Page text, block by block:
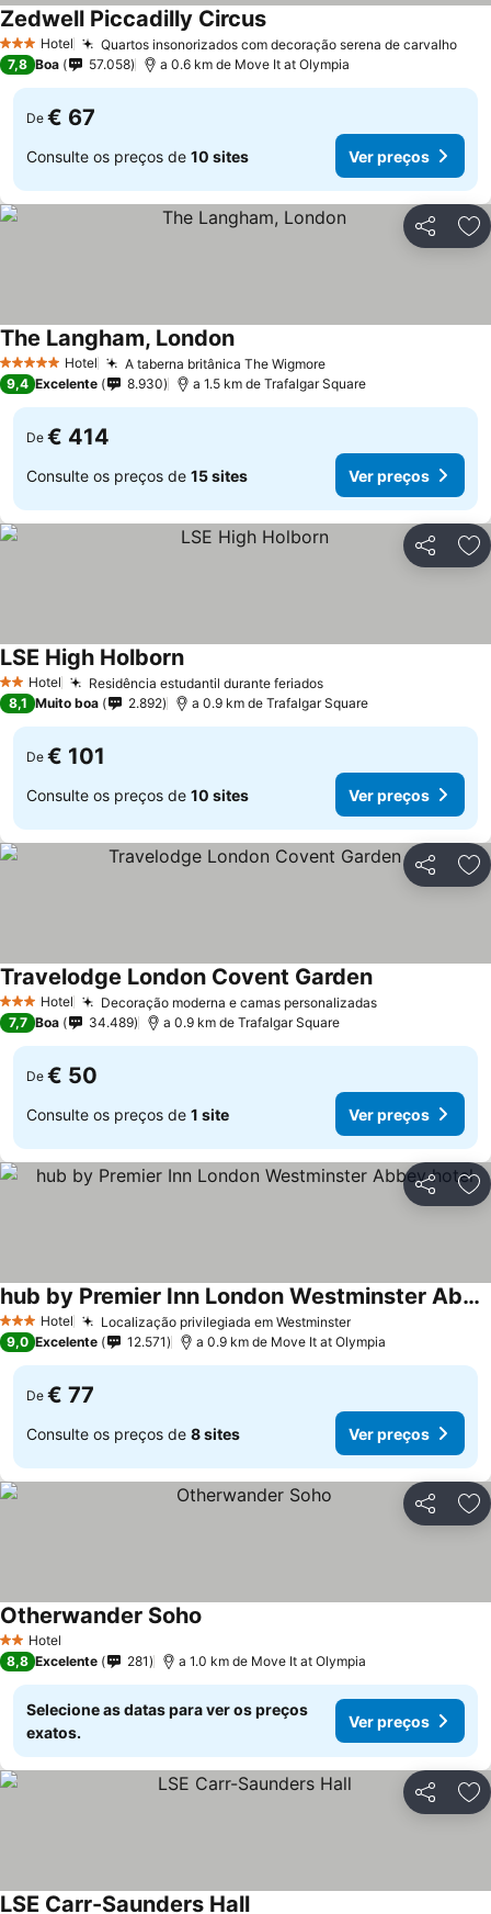
3 EstrelasHotel Quartos insonorizados com decoração serena de carvalho
Zedwell Piccadilly Circus
7,8 Boa 57.058 a 0.6 km de Move It at Olympia
De € 67
Consulte os preços de 10 sites Ver preços
Partilhar
5 Estrelas Hotel A taberna britânica The Wigmore
The Langham, London
9,4 Excelente 8.930 a 1.5 km de Trafalgar Square
De € 414
Consulte os preços de 15 sites Ver preços
Partilhar
2 Estrelas
Hotel Residência estudantil durante feriados
LSE High Holborn
8,1 Muito boa 2.892 a 0.9 km de Trafalgar Square
De € 101
Consulte os preços de 10 sites Ver preços
Partilhar
3 EstrelasHotel Decoração moderna e camas personalizadas
Travelodge London Covent Garden
7,7 Boa 34.489 a 0.9 km de Trafalgar Square
De € 50
Consulte os preços de 1 site Ver preços
Partilhar
3 EstrelasHotel Localização privilegiada em Westminster
hub by Premier Inn London Westminster Abbey hotel
9,0 Excelente 12.571 a 0.9 km de Move It at Olympia
De € 77
Consulte os preços de 8 sites Ver preços
Partilhar
2 Estrelas
Hotel
Otherwander Soho
8,8 Excelente 281 a 1.0 km de Move It at Olympia
Selecione as datas para ver os preços
exatos.
Ver preços
Partilhar
LSE Carr-Saunders Hall